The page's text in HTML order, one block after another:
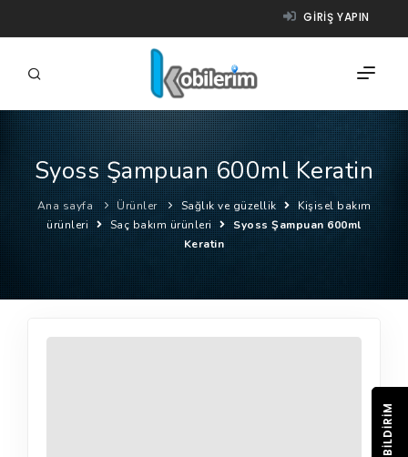
GIRIŞ YAPIN
FIRMALAR
ÜRÜNLER
NASIL ÇALIŞIR?
YARDIM
Syoss Şampuan 600ml Keratin
Ana sayfa Ürünler Sağlık ve güzellik
Kişisel bakım
ürünleri
Saç bakım ürünleri
Syoss Şampuan 600ml
Keratin
BILDIRIM